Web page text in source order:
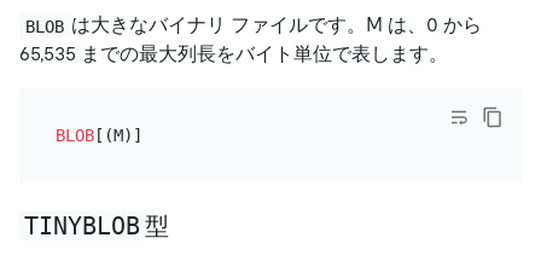
BLOB は大きなバイナリ ファイルです。M は、0 から
65,535 までの最大列長をバイト単位で表します。
BLOB
TINYBLOB 型